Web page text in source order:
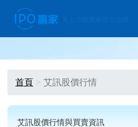
首頁 艾訊股價行情
艾訊股價行情與買賣資訊